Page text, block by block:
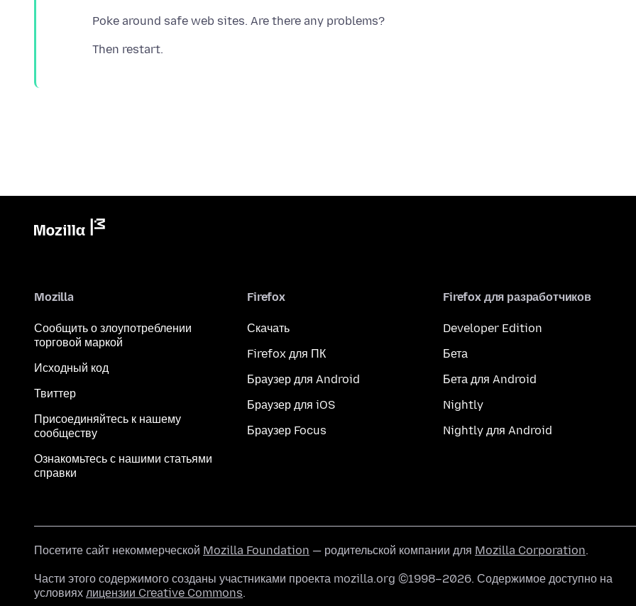
Mozilla
Сообщить о злоупотреблении
торговой маркой
Исходный код
Твиттер
Присоединяйтесь к нашему
сообществу
Ознакомьтесь с нашими статьями
справки
Firefox
Скачать
Firefox для ПК
Браузер для Android
Браузер для iOS
Браузер Focus
Firefox для разработчиков
Developer Edition
Бета
Бета для Android
Nightly
Nightly для Android
Посетите сайт некоммерческой Mozilla Foundation — родительской компании для Mozilla Corporation.
Части этого содержимого созданы участниками проекта mozilla.org ©1998–2026. Содержимое доступно на
условиях лицензии Creative Commons.